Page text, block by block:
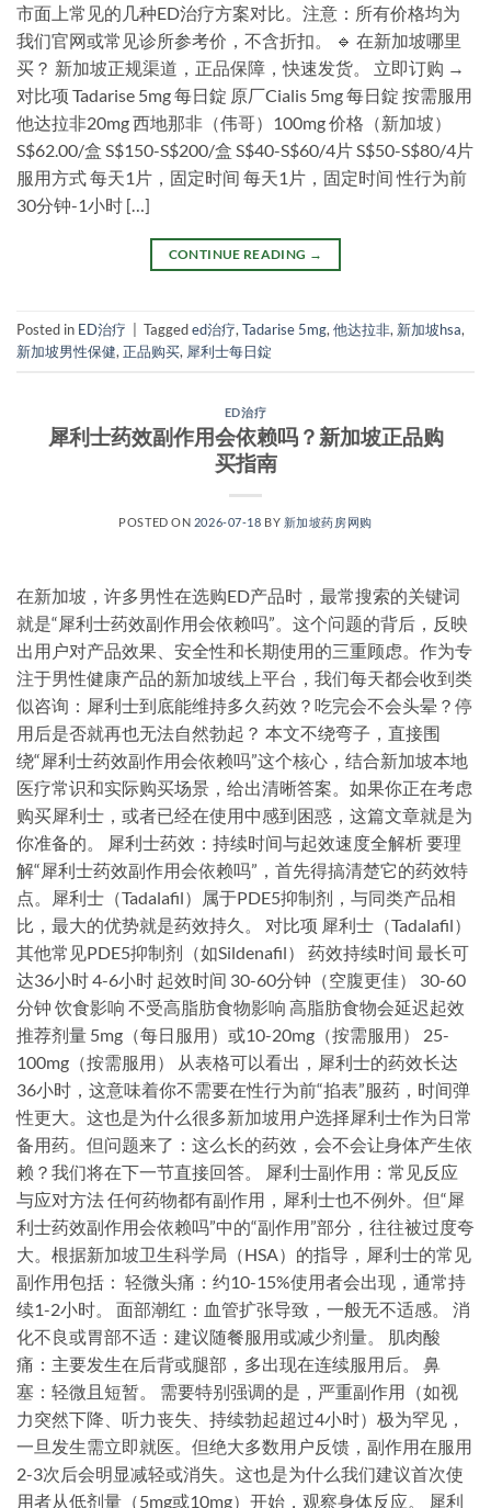
市面上常见的几种ED治疗方案对比。注意：所有价格均为
我们官网或常见诊所参考价，不含折扣。 🔹 在新加坡哪里
买？ 新加坡正规渠道，正品保障，快速发货。 立即订购 →
对比项 Tadarise 5mg 每日錠 原厂Cialis 5mg 每日錠 按需服用
他达拉非20mg 西地那非（伟哥）100mg 价格（新加坡）
S$62.00/盒 S$150-S$200/盒 S$40-S$60/4片 S$50-S$80/4片
服用方式 每天1片，固定时间 每天1片，固定时间 性行为前
30分钟-1小时 […]
CONTINUE READING →
Posted in ED治疗 Taggeded治疗, Tadarise 5mg, 他达拉非, 新加坡hsa,
新加坡男性保健, 正品购买, 犀利士每日錠
ED治疗
犀利士药效副作用会依赖吗？新加坡正品购
买指南
POSTED ON 2026-07-18 BY 新加坡药房网购
在新加坡，许多男性在选购ED产品时，最常搜索的关键词
就是“犀利士药效副作用会依赖吗”。这个问题的背后，反映
出用户对产品效果、安全性和长期使用的三重顾虑。作为专
注于男性健康产品的新加坡线上平台，我们每天都会收到类
似咨询：犀利士到底能维持多久药效？吃完会不会头晕？停
用后是否就再也无法自然勃起？ 本文不绕弯子，直接围
绕“犀利士药效副作用会依赖吗”这个核心，结合新加坡本地
医疗常识和实际购买场景，给出清晰答案。如果你正在考虑
购买犀利士，或者已经在使用中感到困惑，这篇文章就是为
你准备的。 犀利士药效：持续时间与起效速度全解析 要理
解“犀利士药效副作用会依赖吗”，首先得搞清楚它的药效特
点。犀利士（Tadalafil）属于PDE5抑制剂，与同类产品相
比，最大的优势就是药效持久。 对比项 犀利士（Tadalafil）
其他常见PDE5抑制剂（如Sildenafil） 药效持续时间 最长可
达36小时 4-6小时 起效时间 30-60分钟（空腹更佳） 30-60
分钟 饮食影响 不受高脂肪食物影响 高脂肪食物会延迟起效
推荐剂量 5mg（每日服用）或10-20mg（按需服用） 25-
100mg（按需服用） 从表格可以看出，犀利士的药效长达
36小时，这意味着你不需要在性行为前“掐表”服药，时间弹
性更大。这也是为什么很多新加坡用户选择犀利士作为日常
备用药。但问题来了：这么长的药效，会不会让身体产生依
赖？我们将在下一节直接回答。 犀利士副作用：常见反应
与应对方法 任何药物都有副作用，犀利士也不例外。但“犀
利士药效副作用会依赖吗”中的“副作用”部分，往往被过度夸
大。根据新加坡卫生科学局（HSA）的指导，犀利士的常见
副作用包括： 轻微头痛：约10-15%使用者会出现，通常持
续1-2小时。 面部潮红：血管扩张导致，一般无不适感。 消
化不良或胃部不适：建议随餐服用或减少剂量。 肌肉酸
痛：主要发生在后背或腿部，多出现在连续服用后。 鼻
塞：轻微且短暂。 需要特别强调的是，严重副作用（如视
力突然下降、听力丧失、持续勃起超过4小时）极为罕见，
一旦发生需立即就医。但绝大多数用户反馈，副作用在服用
2-3次后会明显减轻或消失。这也是为什么我们建议首次使
用者从低剂量（5mg或10mg）开始，观察身体反应。 犀利